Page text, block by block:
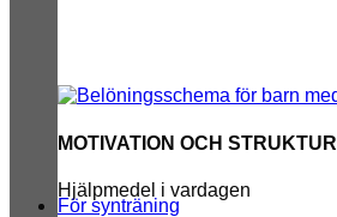
MOTIVATION OCH STRUKTUR
Hjälpmedel i vardagen
För synträning